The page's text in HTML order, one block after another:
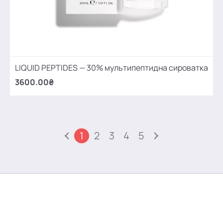
LIQUID PEPTIDES — 30% мультипептидна сироватка
3600.00₴
1 2 3 4 5